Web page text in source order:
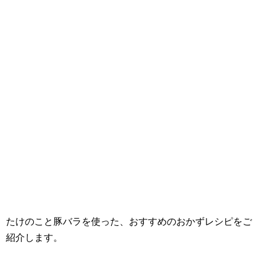
たけのこと豚バラを使った、おすすめのおかずレシピをご
紹介します。